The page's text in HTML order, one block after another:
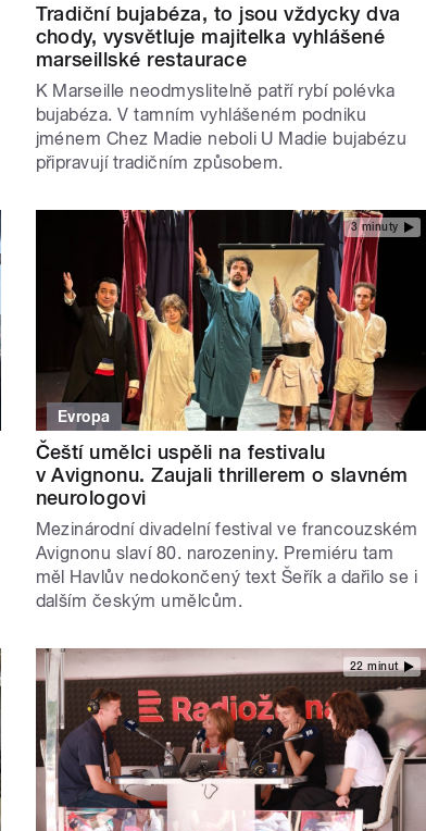
Tradiční bujabéza, to jsou vždycky dva
chody, vysvětluje majitelka vyhlášené
marseillské restaurace
K Marseille neodmyslitelně patří rybí polévka
bujabéza. V tamním vyhlášeném podniku
jménem Chez Madie neboli U Madie bujabézu
připravují tradičním způsobem.
3 minuty
Evropa
Čeští umělci uspěli na festivalu
v Avignonu. Zaujali thrillerem o slavném
neurologovi
Mezinárodní divadelní festival ve francouzském
Avignonu slaví 80. narozeniny. Premiéru tam
měl Havlův nedokončený text Šeřík a dařilo se i
dalším českým umělcům.
22 minut